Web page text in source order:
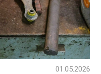
01.05.2026